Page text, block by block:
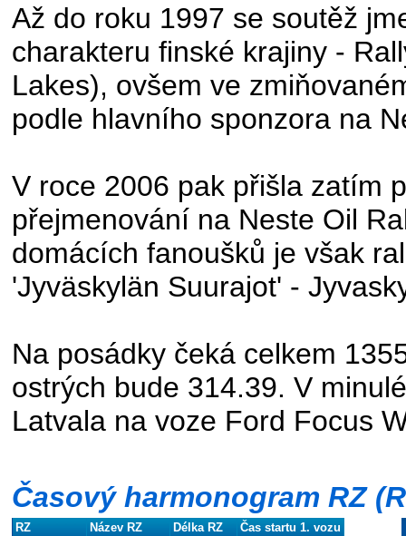
Až do roku 1997 se soutěž
charakteru finské krajiny -
Lakes), ovšem ve
podle hlavního sponzora na
V roce 2006 pak přišla zatím
přejmenování na Neste Oil
domácích fanoušků je však
'Jyväskylän Suurajot' -
Na posádky čeká celkem
ostrých bude 314.39. V
Latvala na voze Ford Focus
Časový harmonogram RZ
RZ Název RZ Délka RZ
Čas startu 1. vozu